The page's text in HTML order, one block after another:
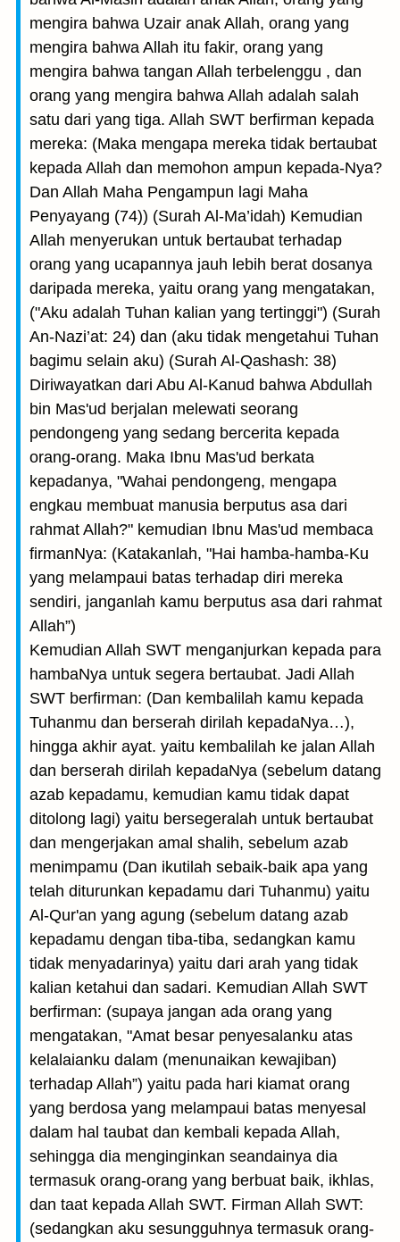
mengira bahwa Uzair anak Allah, orang yang
mengira bahwa Allah itu fakir, orang yang
mengira bahwa tangan Allah terbelenggu , dan
orang yang mengira bahwa Allah adalah salah
satu dari yang tiga. Allah SWT berfirman kepada
mereka: (Maka mengapa mereka tidak bertaubat
kepada Allah dan memohon ampun kepada-Nya?
Dan Allah Maha Pengampun lagi Maha
Penyayang (74)) (Surah Al-Ma’idah) Kemudian
Allah menyerukan untuk bertaubat terhadap
orang yang ucapannya jauh lebih berat dosanya
daripada mereka, yaitu orang yang mengatakan,
("Aku adalah Tuhan kalian yang tertinggi") (Surah
An-Nazi’at: 24) dan (aku tidak mengetahui Tuhan
bagimu selain aku) (Surah Al-Qashash: 38)
Diriwayatkan dari Abu Al-Kanud bahwa Abdullah
bin Mas'ud berjalan melewati seorang
pendongeng yang sedang bercerita kepada
orang-orang. Maka Ibnu Mas'ud berkata
kepadanya, "Wahai pendongeng, mengapa
engkau membuat manusia berputus asa dari
rahmat Allah?" kemudian Ibnu Mas'ud membaca
firmanNya: (Katakanlah, "Hai hamba-hamba-Ku
yang melampaui batas terhadap diri mereka
sendiri, janganlah kamu berputus asa dari rahmat
Allah”)
Kemudian Allah SWT menganjurkan kepada para
hambaNya untuk segera bertaubat. Jadi Allah
SWT berfirman: (Dan kembalilah kamu kepada
Tuhanmu dan berserah dirilah kepadaNya…),
hingga akhir ayat. yaitu kembalilah ke jalan Allah
dan berserah dirilah kepadaNya (sebelum datang
azab kepadamu, kemudian kamu tidak dapat
ditolong lagi) yaitu bersegeralah untuk bertaubat
dan mengerjakan amal shalih, sebelum azab
menimpamu (Dan ikutilah sebaik-baik apa yang
telah diturunkan kepadamu dari Tuhanmu) yaitu
Al-Qur'an yang agung (sebelum datang azab
kepadamu dengan tiba-tiba, sedangkan kamu
tidak menyadarinya) yaitu dari arah yang tidak
kalian ketahui dan sadari. Kemudian Allah SWT
berfirman: (supaya jangan ada orang yang
mengatakan, "Amat besar penyesalanku atas
kelalaianku dalam (menunaikan kewajiban)
terhadap Allah”) yaitu pada hari kiamat orang
yang berdosa yang melampaui batas menyesal
dalam hal taubat dan kembali kepada Allah,
sehingga dia menginginkan seandainya dia
termasuk orang-orang yang berbuat baik, ikhlas,
dan taat kepada Allah SWT. Firman Allah SWT:
(sedangkan aku sesungguhnya termasuk orang-